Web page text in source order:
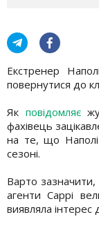
Екстренер
повернутися до
Як повідомляє
фахівець
на те, що Наполі
сезоні.
Варто
агенти Саррі
виявляла інтерес